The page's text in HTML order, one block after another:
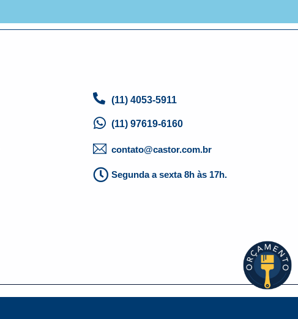
(11) 4053-5911
(11) 97619-6160
contato@castor.com.br
Segunda a sexta 8h às 17h.